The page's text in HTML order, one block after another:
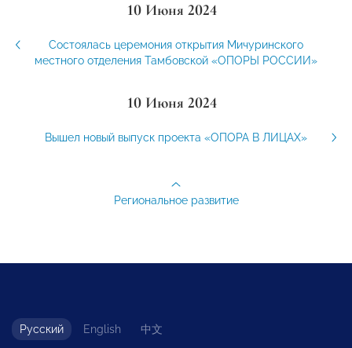
10 Июня 2024
Состоялась церемония открытия Мичуринского
местного отделения Тамбовской «ОПОРЫ РОССИИ»
10 Июня 2024
Вышел новый выпуск проекта «ОПОРА В ЛИЦАХ»
Региональное развитие
Русский English 中文